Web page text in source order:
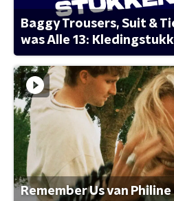
Baggy Trousers, Suit &
was Alle 13:
Remember Us van